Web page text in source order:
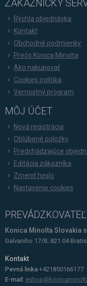
ZÁKAZNÍCKY
Rýchla objednávka
Kontakt
Obchodné podmienky
Prečo Konica Minolta
Ako nakupovať
Cookies politika
Vernostný program
MÔJ ÚČET
Nová registrácia
Oblúbené položky
Predchádzajúce
Editácia zákazníka
Zmeniť heslo
Nastavenie cookies
PREVÁDZKOVATEĽ
Konica Minolta Slovakia
Galvaniho 17/B; 821 04
Kontakt
Pevná linka +421850166177
E-mail: